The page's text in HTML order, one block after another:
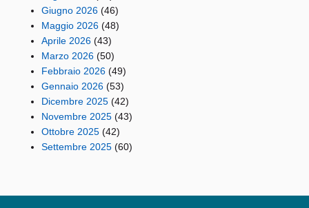
Giugno 2026 (46)
Maggio 2026 (48)
Aprile 2026 (43)
Marzo 2026 (50)
Febbraio 2026 (49)
Gennaio 2026 (53)
Dicembre 2025 (42)
Novembre 2025 (43)
Ottobre 2025 (42)
Settembre 2025 (60)